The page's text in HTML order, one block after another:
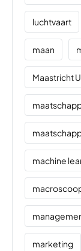
luchtvaart
maan
Maastricht
machine
marketing